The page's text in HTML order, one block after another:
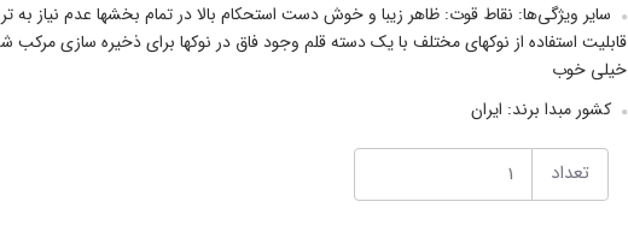
سایر ویژگی‌ها: نقاط قوت: ظاهر زیبا و خوش دست استحکام بالا در تمام بخشها عدم نیاز به
قابلیت استفاده از نوکهای مختلف با یک دسته قلم وجود فاق در نوکها برای ذخیره سازی
خیلی خوب
کشور مبدا برند: ایران
تعداد